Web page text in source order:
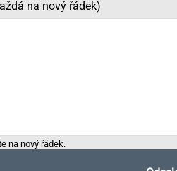
na nový řádek)
na nový řádek.